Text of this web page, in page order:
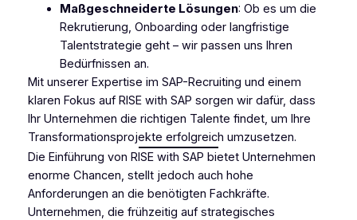
Maßgeschneiderte Lösungen: Ob es um die
Rekrutierung, Onboarding oder langfristige
Talentstrategie geht – wir passen uns Ihren
Bedürfnissen an.
Mit unserer Expertise im SAP-Recruiting und einem
klaren Fokus auf RISE with SAP sorgen wir dafür, dass
Ihr Unternehmen die richtigen Talente findet, um Ihre
Transformationsprojekte erfolgreich umzusetzen.
Die Einführung von RISE with SAP bietet Unternehmen
enorme Chancen, stellt jedoch auch hohe
Anforderungen an die benötigten Fachkräfte.
Unternehmen, die frühzeitig auf strategisches